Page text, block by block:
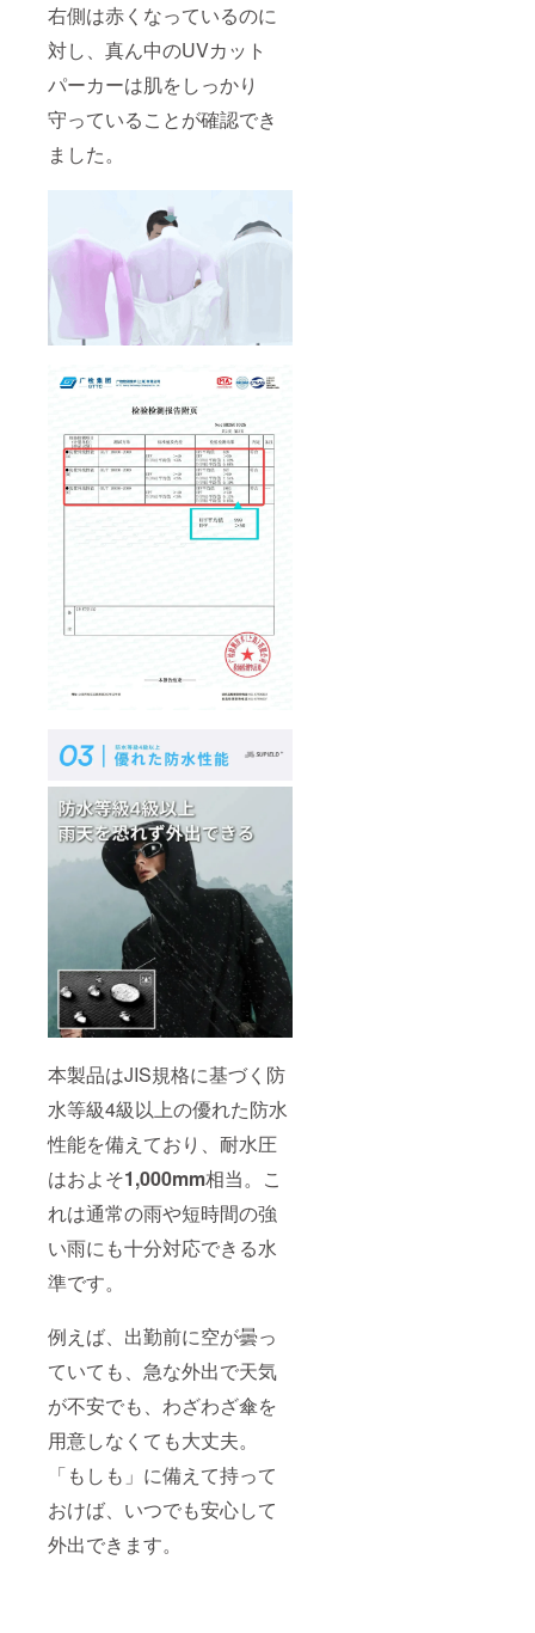
右側は赤くなっているのに
対し、真ん中のUVカット
パーカーは肌をしっかり
守っていることが確認でき
ました。
本製品はJIS規格に基づく防
水等級4級以上の優れた防水
性能を備えており、耐水圧
はおよそ1,000mm相当。こ
れは通常の雨や短時間の強
い雨にも十分対応できる水
準です。
例えば、出勤前に空が曇っ
ていても、急な外出で天気
が不安でも、わざわざ傘を
用意しなくても大丈夫。
「もしも」に備えて持って
おけば、いつでも安心して
外出できます。